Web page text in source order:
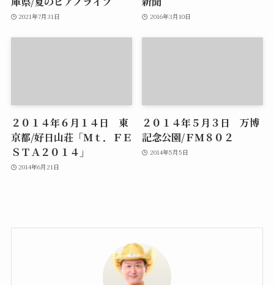
2021年7月31日 2016年3月10日
２０１４年６月１４日 東
京都/好日山荘「Ｍｔ．ＦＥ
ＳＴＡ２０１４」
2014年6月21日
２０１４年５月３日 万博
記念公園/ＦＭ８０２
2014年5月5日